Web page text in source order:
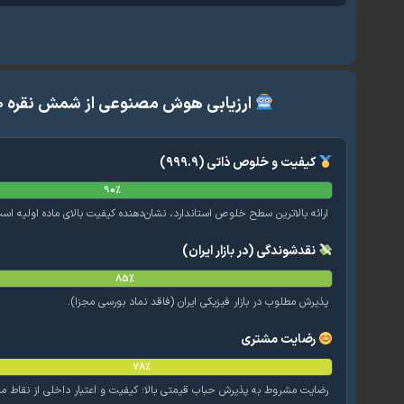
ارزیابی هوش مصنوعی از شمش نقره ۵۰۰ گرمی زیوتو
کیفیت و خلوص ذاتی (۹۹۹.۹)
90%
ارائه بالاترین سطح خلوص استاندارد، نشان‌دهنده کیفیت بالای ماده اولیه
نقدشوندگی (در بازار ایران)
85%
پذیرش مطلوب در بازار فیزیکی ایران (فاقد نماد بورسی مجزا).
رضایت مشتری
78%
رضایت مشروط به پذیرش حباب قیمتی بالا؛ کیفیت و اعتبار داخلی از